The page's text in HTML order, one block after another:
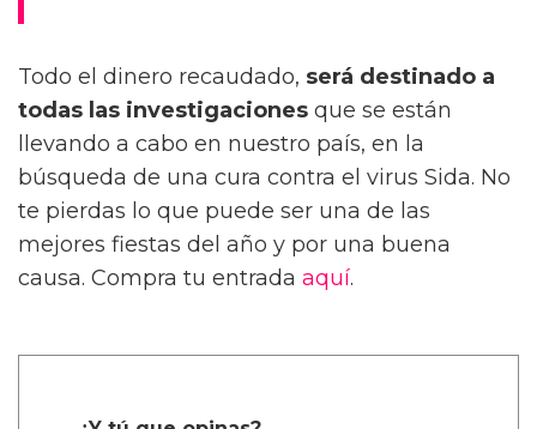
Todo el dinero recaudado, será destinado a
todas las investigaciones que se están
llevando a cabo en nuestro país, en la
búsqueda de una cura contra el virus Sida. No
te pierdas lo que puede ser una de las
mejores fiestas del año y por una buena
causa. Compra tu entrada aquí.